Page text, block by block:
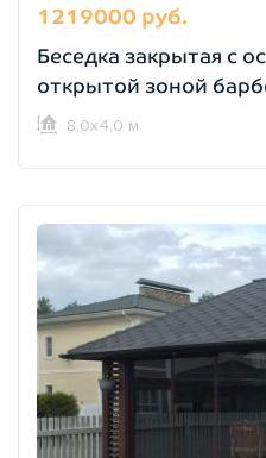
1219000 руб.
Беседка закрытая с
открытой зоной
8,0х4,0 м.